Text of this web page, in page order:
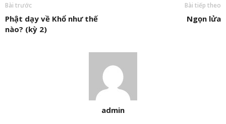
Bài trước
Phật dạy về Khổ như thế
nào? (kỳ 2)
Bài tiếp theo
Ngọn lửa
admin